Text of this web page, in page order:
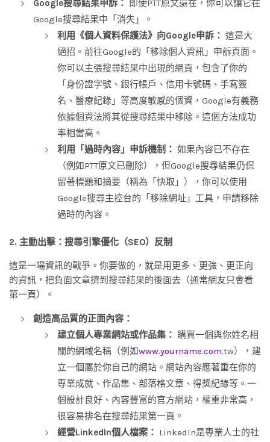
Google搜尋結果申訴：
即使PTT原文還在，你可以讓它在
Google搜尋結果中「消失」。
利用《個人資料保護法》向Google申訴： 這是大
絕招。前往Google的「移除個人資訊」申訴頁面。
你可以主張搜尋結果中出現的網頁，包含了你的
「身份證字號、銀行帳戶、信用卡號碼、手寫簽
名、醫療紀錄」等高度敏感的個資，Google有義務
依據個資法將其從搜尋結果中移除。這個方法成功
率相當高。
利用「過時內容」申訴機制： 如果內容已不存在
（例如PTT原文已刪除），但Google搜尋結果仍保
留著標題和摘要（稱為「快取」），你可以使用
Google搜尋主控台的「移除網址」工具，申請移除
過時的內容。
2. 主動出擊：搜尋引擎優化（SEO）反制
這是一場資訊的戰爭。你要做的，就是用更多、更強、更正向
的資訊，把負面文章擠到搜尋結果的後面去（通常網友只會看
第一頁）。
創造高品質的正面內容：
建立個人專業網站或作品集： 購買一個與你姓名相
關的網域名稱（例如www.yourname.com.tw），建
立一個屬於你自己的網站。網站內容應著重在你的
專業成就、作品集、部落格文章、得獎紀錄等。一
個設計良好、內容豐富的官方網站，權重非常高，
很容易排名在搜尋結果第一頁。
經營LinkedIn個人檔案： LinkedIn是專業人士的社